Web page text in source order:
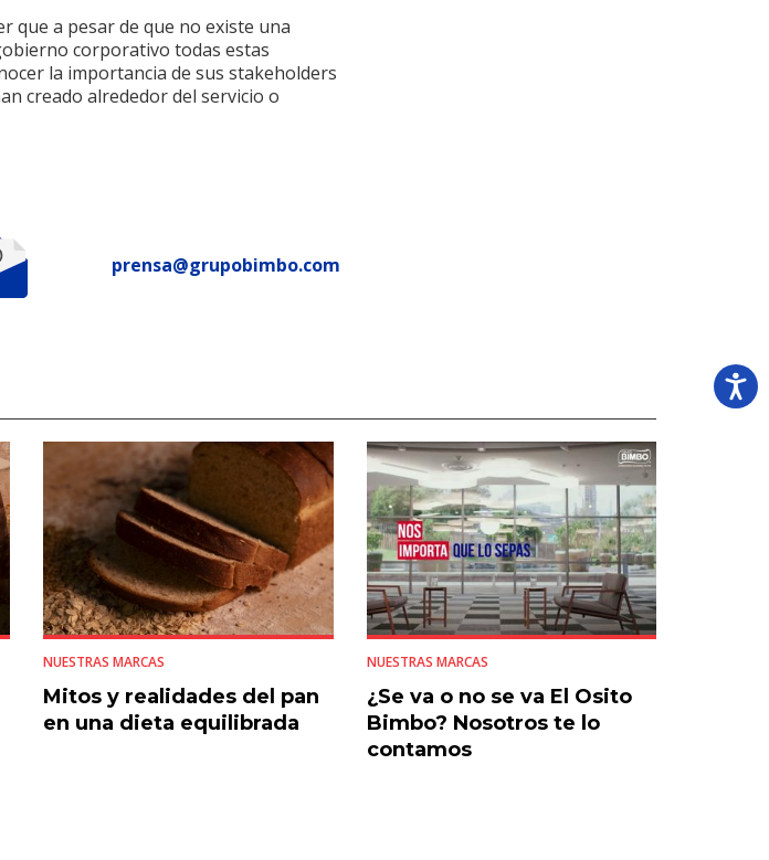
que a pesar de que no existe una
corporativo todas estas
la importancia de sus stakeholders
creado alrededor del servicio o
prensa@grupobimbo.com
NUESTRAS MARCAS
Mitos y realidades del pan
en una dieta equilibrada
NUESTRAS MARCAS
¿Se va o no se va El Osito
Bimbo? Nosotros te lo
contamos